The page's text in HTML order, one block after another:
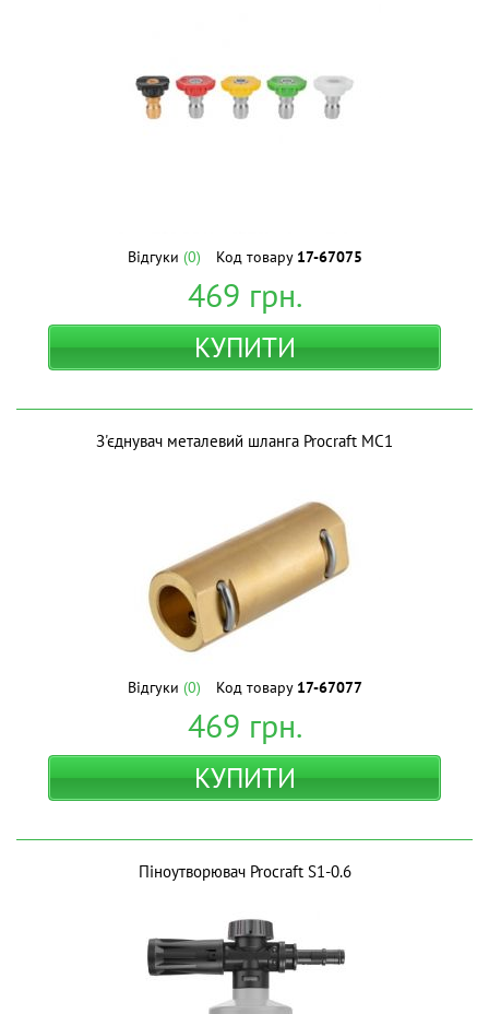
Відгуки (0) Код товару 17-67075
469 грн.
КУПИТИ
З'єднувач металевий шланга Procraft MC1
Відгуки (0) Код товару 17-67077
469 грн.
КУПИТИ
Піноутворювач Procraft S1-0.6